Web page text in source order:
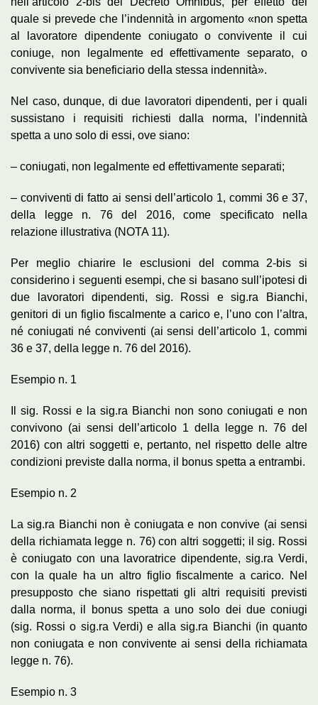
quale si prevede che l’indennità in argomento «non spetta
al lavoratore dipendente coniugato o convivente il cui
coniuge, non legalmente ed effettivamente separato, o
convivente sia beneficiario della stessa indennità».
Nel caso, dunque, di due lavoratori dipendenti, per i quali
sussistano i requisiti richiesti dalla norma, l’indennità
spetta a uno solo di essi, ove siano:
– coniugati, non legalmente ed effettivamente separati;
– conviventi di fatto ai sensi dell’articolo 1, commi 36 e 37,
della legge n. 76 del 2016, come specificato nella
relazione illustrativa (NOTA 11).
Per meglio chiarire le esclusioni del comma 2-bis si
considerino i seguenti esempi, che si basano sull’ipotesi di
due lavoratori dipendenti, sig. Rossi e sig.ra Bianchi,
genitori di un figlio fiscalmente a carico e, l’uno con l’altra,
né coniugati né conviventi (ai sensi dell’articolo 1, commi
36 e 37, della legge n. 76 del 2016).
Esempio n. 1
Il sig. Rossi e la sig.ra Bianchi non sono coniugati e non
convivono (ai sensi dell’articolo 1 della legge n. 76 del
2016) con altri soggetti e, pertanto, nel rispetto delle altre
condizioni previste dalla norma, il bonus spetta a entrambi.
Esempio n. 2
La sig.ra Bianchi non è coniugata e non convive (ai sensi
della richiamata legge n. 76) con altri soggetti; il sig. Rossi
è coniugato con una lavoratrice dipendente, sig.ra Verdi,
con la quale ha un altro figlio fiscalmente a carico. Nel
presupposto che siano rispettati gli altri requisiti previsti
dalla norma, il bonus spetta a uno solo dei due coniugi
(sig. Rossi o sig.ra Verdi) e alla sig.ra Bianchi (in quanto
non coniugata e non convivente ai sensi della richiamata
legge n. 76).
Esempio n. 3